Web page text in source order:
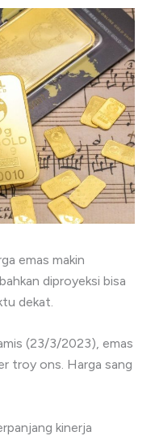
emas makin
diproyeksi bisa
dekat.
(23/3/2023), emas
troy ons. Harga sang
kinerja